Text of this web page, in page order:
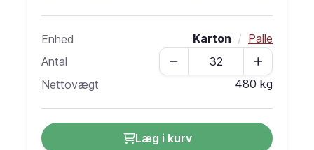
Enhed Karton / Palle
Antal
Antal
Nettovægt 480 kg
Læg i kurv